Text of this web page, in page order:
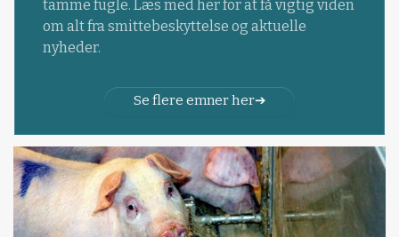
tamme fugle. Læs med her for at få vigtig viden
om alt fra smittebeskyttelse og aktuelle
nyheder.
Se flere emner her